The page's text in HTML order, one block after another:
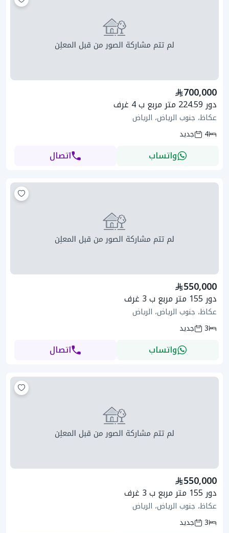
700,000
دور 224.59 متر مربع ب 4 غرف
عكاظ، جنوب الرياض، الرياض
4
جديد
واتساب اتصال
550,000
دور 155 متر مربع ب 3 غرف
عكاظ، جنوب الرياض، الرياض
3
جديد
واتساب اتصال
550,000
دور 155 متر مربع ب 3 غرف
عكاظ، جنوب الرياض، الرياض
3
جديد